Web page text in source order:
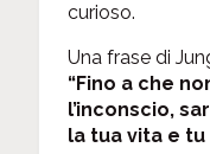
curioso.
Una frase di
“Fino a che
l’inconscio,
la tua vita e